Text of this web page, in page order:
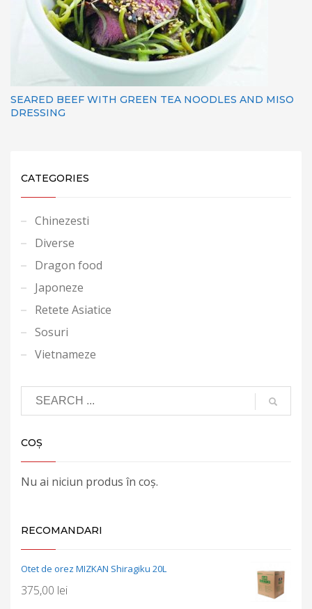
SEARED BEEF WITH GREEN TEA NOODLES AND MISO
DRESSING
CATEGORIES
Chinezesti
Diverse
Dragon food
Japoneze
Retete Asiatice
Sosuri
Vietnameze
COȘ
Nu ai niciun produs în coș.
RECOMANDARI
Otet de orez MIZKAN Shiragiku 20L
375,00 lei